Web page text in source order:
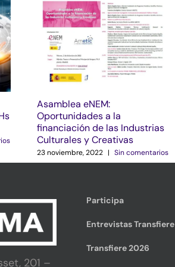
Asamblea eNEM:
Oportunidades a la
financiación de las Industrias
Culturales y Creativas
23 noviembre, 2022 | Sin comentarios
201 –
Participa
Entrevistas Transfiere
Transfiere 2026